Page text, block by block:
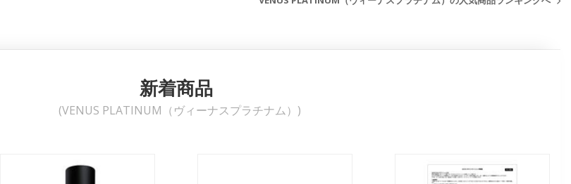
新着商品
(VENUS PLATINUM（ヴィーナスプラチナム）)